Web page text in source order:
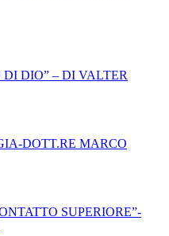
DIO” – DI VALTER
DOTT.RE MARCO
SUPERIORE”-